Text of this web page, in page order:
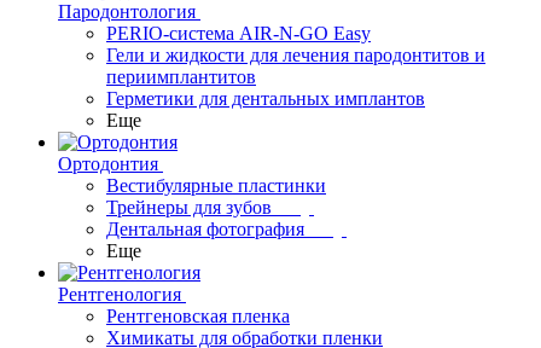
Пародонтология
PERIO-система AIR-N-GO Easy
Гели и жидкости для лечения пародонтитов и
периимплантитов
Герметики для дентальных имплантов
Еще
Ортодонтия
Вестибулярные пластинки
Трейнеры для зубов
Дентальная фотография
Еще
Рентгенология
Рентгеновская пленка
Химикаты для обработки пленки